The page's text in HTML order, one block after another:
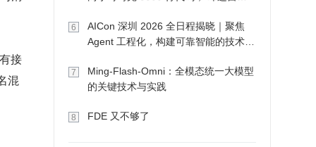
接
混
6
AICon 深圳 2026 全日程揭晓｜聚焦
Agent 工程化，构建可靠智能的技术路
7
Ming-Flash-Omni：全模态统一大模型
的关键技术与实践
8 FDE 又不够了